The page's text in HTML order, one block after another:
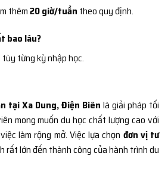
thêm20 giờ/tuần theo quy định.
bao lâu?
tùy từng kỳ nhập học.
tại Xa Dung, Điện Biên là giải pháp tối
mong muốn du học chất lượng cao với
làm rộng mở. Việc lựa chọn đơn vị tư
rất lớn đến thành công của hành trình du